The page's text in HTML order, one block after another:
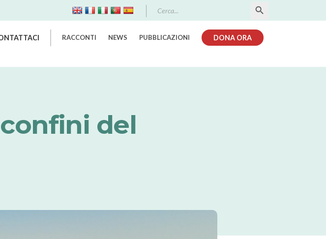
for:
RACCONTI NEWS PUBBLICAZIONI DONA ORA
del